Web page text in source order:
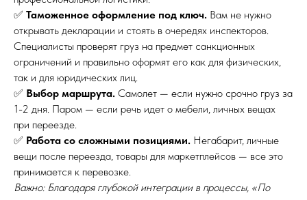
✅ Таможенное оформление под ключ. Вам не нужно
открывать декларации и стоять в очередях инспекторов.
Специалисты проверят груз на предмет санкционных
ограничений и правильно оформят его как для физических,
так и для юридических лиц.
✅ Выбор маршрута. Самолет — если нужно срочно груз за
1-2 дня. Паром — если речь идет о мебели, личных вещах
при переезде.
✅ Работа со сложными позициями. Негабарит, личные
вещи после переезда, товары для маркетплейсов — все это
принимается к перевозке.
Важно: Благодаря глубокой интеграции в процессы, «По